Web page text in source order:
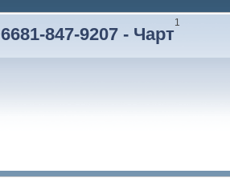
847-9207 - Чарт
1